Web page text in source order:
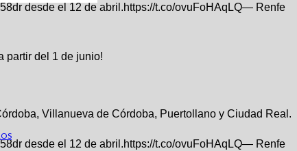
desde el 12 de abril.https://t.co/ovuFoHAqLQ— Renfe
partir del 1 de junio!
Villanueva de Córdoba, Puertollano y Ciudad Real.
desde el 12 de abril.https://t.co/ovuFoHAqLQ— Renfe